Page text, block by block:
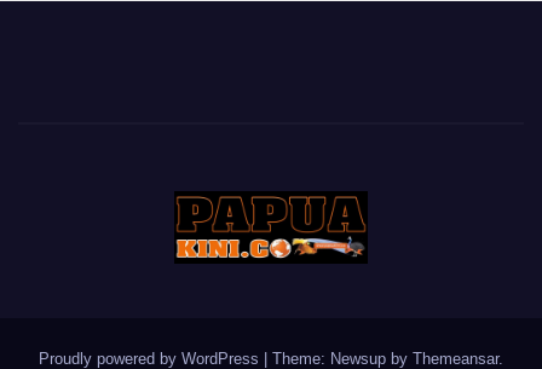
Proudly powered by WordPress Theme: Newsup by Themeansar.